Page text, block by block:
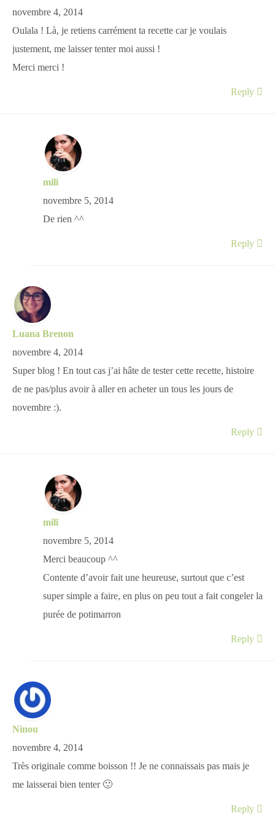
novembre 4, 2014
Oulala ! Là, je retiens carrément ta recette car je voulais
justement, me laisser tenter moi aussi !
Merci merci !
Reply
mili
novembre 5, 2014
De rien ^^
Reply
Luana Brenon
novembre 4, 2014
Super blog ! En tout cas j’ai hâte de tester cette recette, histoire
de ne pas/plus avoir à aller en acheter un tous les jours de
novembre :).
Reply
mili
novembre 5, 2014
Merci beaucoup ^^
Contente d’avoir fait une heureuse, surtout que c’est
super simple a faire, en plus on peu tout a fait congeler la
purée de potimarron
Reply
Ninou
novembre 4, 2014
Très originale comme boisson !! Je ne connaissais pas mais je
me laisserai bien tenter 🙂
Reply